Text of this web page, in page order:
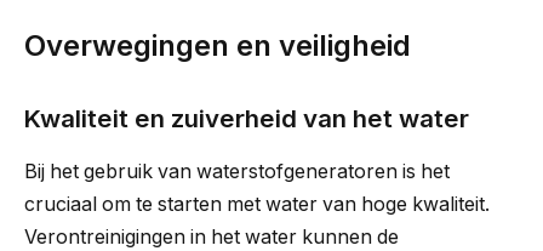
Overwegingen en veiligheid
Kwaliteit en zuiverheid van het water
Bij het gebruik van waterstofgeneratoren is het
cruciaal om te starten met water van hoge kwaliteit.
Verontreinigingen in het water kunnen de